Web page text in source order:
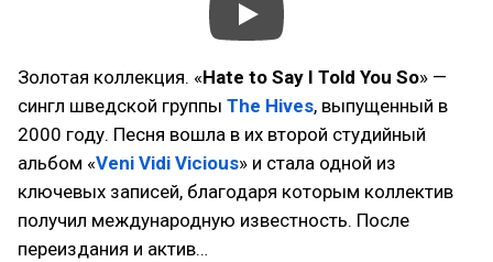
Золотая коллекция. «Hate to Say I Told You So» —
сингл шведской группы The Hives, выпущенный в
2000 году. Песня вошла в их второй студийный
альбом «Veni Vidi Vicious» и стала одной из
ключевых записей, благодаря которым коллектив
получил международную известность. После
переиздания и актив…